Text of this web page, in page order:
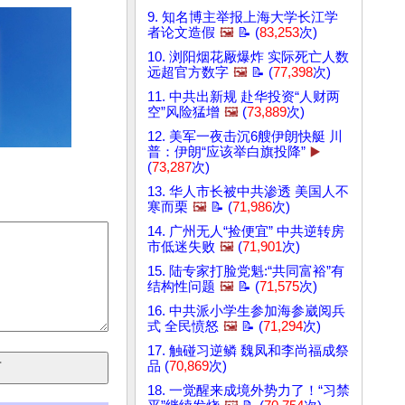
9. 知名博主举报上海大学长江学
者论文造假 🖼️ 📝 (83,253次)
10. 浏阳烟花厰爆炸 实际死亡人数
远超官方数字 🖼️ 📝 (77,398次)
11. 中共出新规 赴华投资“人财两
空”风险猛增 🖼️ (73,889次)
12. 美军一夜击沉6艘伊朗快艇 川
普：伊朗“应该举白旗投降” ▶️
(73,287次)
13. 华人市长被中共渗透 美国人不
寒而栗 🖼️ 📝 (71,986次)
14. 广州无人“捡便宜” 中共逆转房
市低迷失败 🖼️ (71,901次)
15. 陆专家打脸党魁:“共同富裕”有
结构性问题 🖼️ 📝 (71,575次)
16. 中共派小学生参加海参崴阅兵
式 全民愤怒 🖼️ 📝 (71,294次)
17. 触碰习逆鳞 魏凤和李尚福成祭
品 (70,869次)
18. 一觉醒来成境外势力了！“习禁